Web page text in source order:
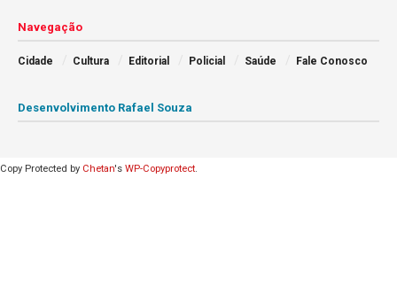
Navegação
Cidade Cultura Editorial Policial Saúde Fale Conosco
Desenvolvimento Rafael Souza
Copy Protected by Chetan's WP-Copyprotect.